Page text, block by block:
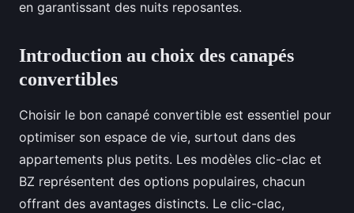
en garantissant des nuits reposantes.
Introduction au choix des canapés
convertibles
Choisir le bon canapé convertible est essentiel pour
optimiser son espace de vie, surtout dans des
appartements plus petits. Les modèles clic-clac et
BZ représentent des options populaires, chacun
offrant des avantages distincts. Le clic-clac,